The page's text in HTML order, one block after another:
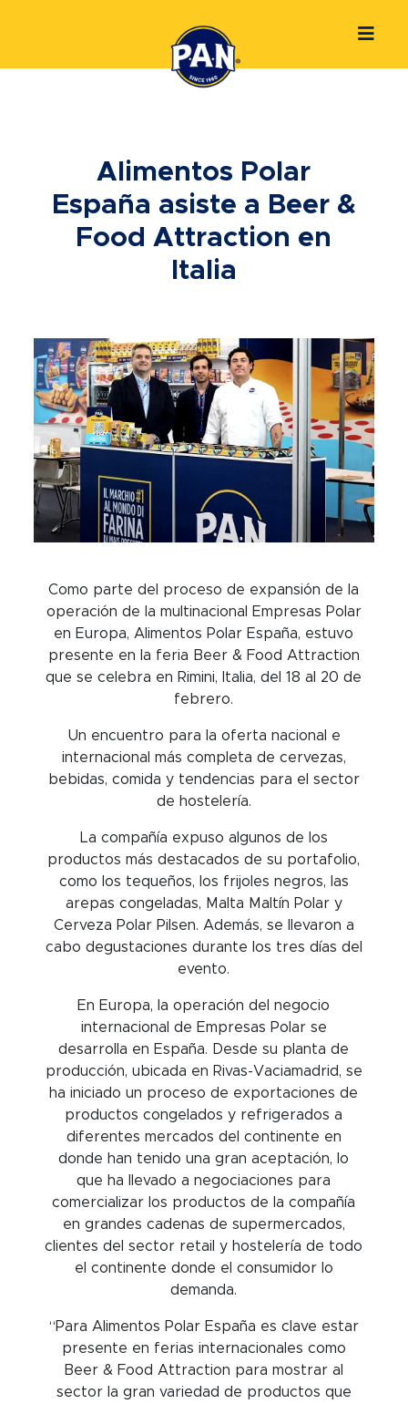
Alimentos Polar
España asiste a Beer &
Food Attraction en
Italia
Como parte del proceso de expansión de la
operación de la multinacional Empresas Polar
en Europa, Alimentos Polar España, estuvo
presente en la feria Beer & Food Attraction
que se celebra en Rimini, Italia, del 18 al 20 de
febrero.
Un encuentro para la oferta nacional e
internacional más completa de cervezas,
bebidas, comida y tendencias para el sector
de hostelería.
La compañía expuso algunos de los
productos más destacados de su portafolio,
como los tequeños, los frijoles negros, las
arepas congeladas, Malta Maltín Polar y
Cerveza Polar Pilsen. Además, se llevaron a
cabo degustaciones durante los tres días del
evento.
En Europa, la operación del negocio
internacional de Empresas Polar se
desarrolla en España. Desde su planta de
producción, ubicada en Rivas-Vaciamadrid, se
ha iniciado un proceso de exportaciones de
productos congelados y refrigerados a
diferentes mercados del continente en
donde han tenido una gran aceptación, lo
que ha llevado a negociaciones para
comercializar los productos de la compañía
en grandes cadenas de supermercados,
clientes del sector retail y hostelería de todo
el continente donde el consumidor lo
demanda.
“Para Alimentos Polar España es clave estar
presente en ferias internacionales como
Beer & Food Attraction para mostrar al
sector la gran variedad de productos que